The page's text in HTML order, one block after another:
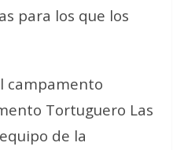
para los que los
campamento
Tortuguero Las
de la